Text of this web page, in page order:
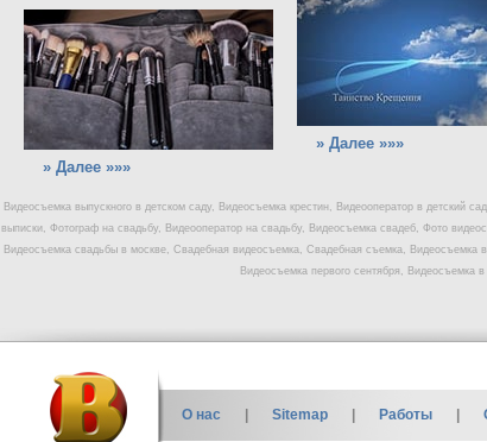
» Далее »»»
» Далее »»»
Видеосъемка выпускного в детском саду, Видеосъемка крестин, Видеооператор в детский
выписки, Фотограф на свадьбу, Видеооператор на свадьбу, Видеосъемка свадеб, Фото
Видеосъемка свадьбы в москве, Свадебная видеосъемка, Свадебная съемка,
Видеосъемка первого сентября, Видеосъемка
О нас Sitemap Работы